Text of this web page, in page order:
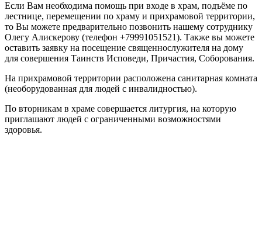
Если Вам необходима помощь при входе в храм, подъёме по
лестнице, перемещении по храму и прихрамовой территории,
то Вы можете предварительно позвонить нашему сотруднику
Олегу Алискерову (телефон +79991051521). Также вы можете
оставить заявку на посещение священнослужителя на дому
для совершения Таинств Исповеди, Причастия, Соборования.
На прихрамовой территории расположена санитарная комната
(необорудованная для людей с инвалидностью).
По вторникам в храме совершается литургия, на которую
приглашают людей с ограниченными возможностями
здоровья.